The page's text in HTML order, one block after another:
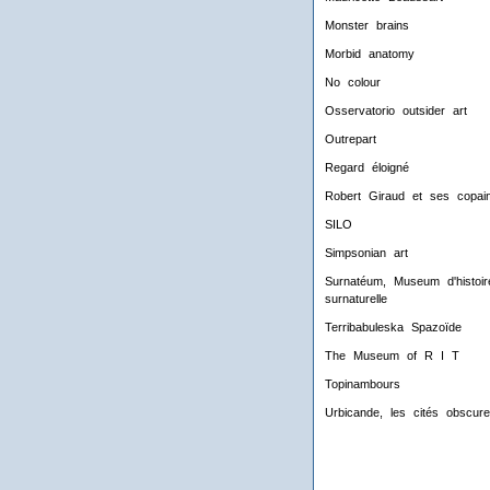
Monster brains
Morbid anatomy
No colour
Osservatorio outsider art
Outrepart
Regard éloigné
Robert Giraud et ses
SILO
Simpsonian art
Surnatéum, Museum
surnaturelle
Terribabuleska Spazoïde
The Museum of R I T
Topinambours
Urbicande, les cités